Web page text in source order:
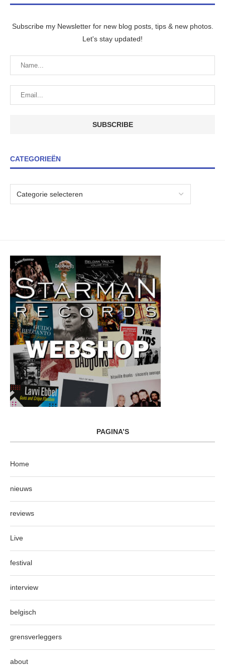
Subscribe my Newsletter for new blog posts, tips & new photos.
Let's stay updated!
CATEGORIEËN
PAGINA’S
Home
nieuws
reviews
Live
festival
interview
belgisch
grensverleggers
about